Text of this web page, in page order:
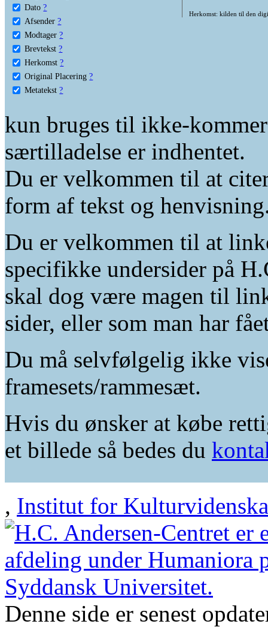
Dato ?
Afsender ?
Modtager ?
Brevtekst ?
Herkomst ?
Original Placering ?
Metatekst ?
Herkomst: kilden til den
kun bruges til ikke-
særtilladelse er indhentet.
Du er velkommen til at
form af tekst og
Du er velkommen til at
specifikke undersider på
skal dog være magen til
sider, eller som man har
Du må selvfølgelig ikke
framesets/rammesæt.
Hvis du ønsker at købe
et billede så bedes du
, Institut for
Denne side er senest